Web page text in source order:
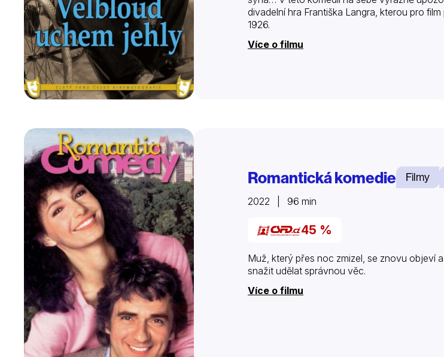
divadelní hra Františka Langra, kterou pro
1926.
Více o filmu
Romantická komedie Filmy
2022 | 96 min
45 %
Muž, který přes noc zmizel, se znovu objeví
snažit udělat správnou věc.
Více o filmu